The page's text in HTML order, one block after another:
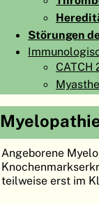
Störungen
CATCH
Angeborene
teilweise erst im